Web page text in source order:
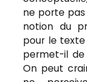
ne porte
notion du
pour le
permet-il de
On peut